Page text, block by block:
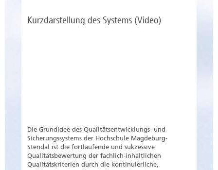
Kurzdarstellung des Systems (Video)
Die Grundidee des Qualitätsentwicklungs- und
Sicherungssystems der Hochschule Magdeburg-
Stendal ist die fortlaufende und sukzessive
Qualitätsbewertung der fachlich-inhaltlichen
Qualitätskriterien durch die kontinuierliche,